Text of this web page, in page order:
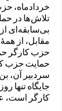
خردادماه،
تلاش‌ها در
بی‌سابقه‌ای
مقابل، از
حزب کارگر
حمایت حزب
سردبیر آن،
جایگاه تنها
کارگر است،